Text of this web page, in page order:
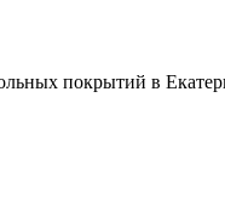
покрытий в